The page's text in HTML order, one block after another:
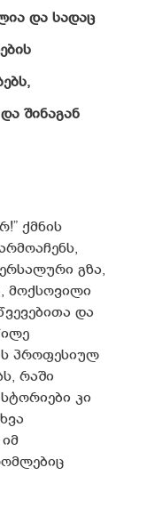
და სადაც
შინაგან
ქმნის
გზა,
მოქსოვილი
და
პროფესიულ
რაში
კი